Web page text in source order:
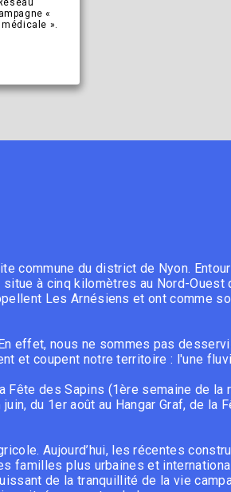
«
».
commune du district de Nyon.
à cinq kilomètres au Nord-Ouest
Les Arnésiens et ont comme
effet, nous ne sommes pas
et coupent notre territoire : l'une
des Sapins (1ère semaine de la
du 1er août au Hangar Graf, de la
Aujourd’hui, les récentes
familles plus urbaines et
de la tranquillité de la vie